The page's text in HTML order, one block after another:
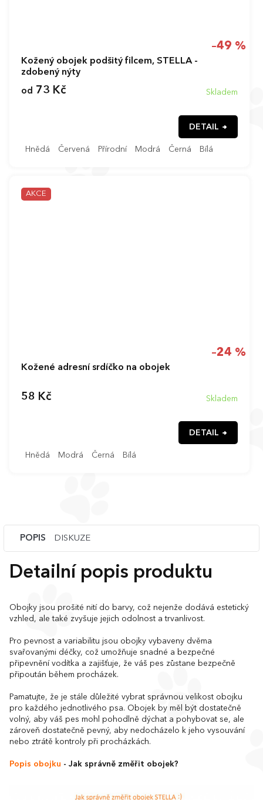
–49 %
Kožený obojek podšitý filcem, STELLA -
zdobený nýty
Skladem
od 73 Kč
DETAIL
Hnědá Červená Přírodní Modrá Černá Bílá
AKCE
–24 %
Kožené adresní srdíčko na obojek
Skladem
58 Kč
DETAIL
Hnědá Modrá Černá Bílá
POPIS DISKUZE
Detailní popis produktu
Obojky jsou prošité nití do barvy, což nejenže dodává estetický
vzhled, ale také zvyšuje jejich odolnost a trvanlivost.
Pro pevnost a variabilitu jsou obojky vybaveny dvěma
svařovanými déčky, což umožňuje snadné a bezpečné
připevnění vodítka a zajišťuje, že váš pes zůstane bezpečně
připoután během procházek.
Pamatujte, že je stále důležité vybrat správnou velikost obojku
pro každého jednotlivého psa. Obojek by měl být dostatečně
volný, aby váš pes mohl pohodlně dýchat a pohybovat se, ale
zároveň dostatečně pevný, aby nedocházelo k jeho vysouvání
nebo ztrátě kontroly při procházkách.
Popis obojku - Jak správně změřit obojek?